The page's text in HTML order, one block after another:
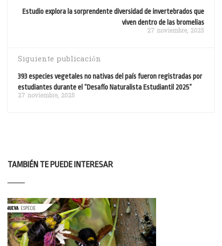
Estudio explora la sorprendente diversidad de invertebrados que
viven dentro de las bromelias
27 noviembre, 2025
Siguiente publicación
393 especies vegetales no nativas del país fueron registradas por
estudiantes durante el “Desafío Naturalista Estudiantil 2025”
27 noviembre, 2025
TAMBIÉN TE PUEDE INTERESAR